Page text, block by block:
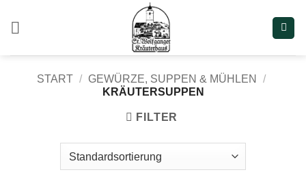
Inhalt
START / GEWÜRZE, SUPPEN & MÜHLEN
/
KRÄUTERSUPPEN
FILTER